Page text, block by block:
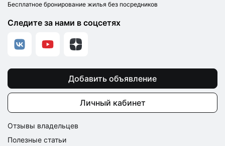
Бесплатное бронирование жилья без посредников
Следите за нами в соцсетях
Добавить объявление
Личный кабинет
Отзывы владельцев
Полезные статьи